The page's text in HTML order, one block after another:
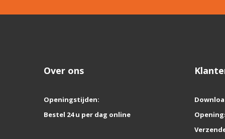
Over ons
Openingstijden:
Bestel 24 u per dag online